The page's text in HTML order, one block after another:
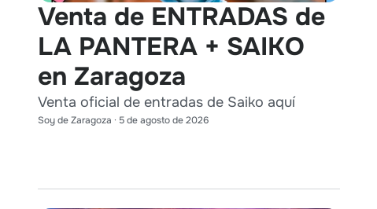
Venta de ENTRADAS de
LA PANTERA + SAIKO
en Zaragoza
Venta oficial de entradas de Saiko aquí
Soy de Zaragoza · 5 de agosto de 2026